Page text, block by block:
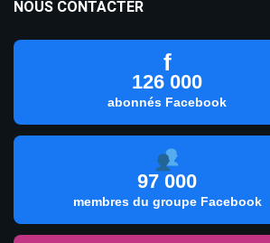
NOUS CONTACTER
f
126 000
abonnés Facebook
97 000
membres du groupe Facebook